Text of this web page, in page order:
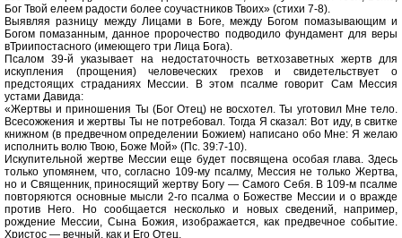
Бог Твой елеем радости более соучастников Твоих» (стихи 7-8).
Выявляя разницу между Лицами в Боге, между Богом помазывающим и
Богом помазанным, данное пророчество подводило фундамент для веры
вТриипостасного (имеющего три Лица Бога).
Псалом 39-й указывает на недостаточность ветхозаветных жертв для
искупления (прощения) человеческих грехов и свидетельствует о
предстоящих страданиях Мессии. В этом псалме говорит Сам Мессия
устами Давида:
«Жертвы и приношения Ты (Бог Отец) не восхотел. Ты уготовил Мне тело.
Всесожжения и жертвы Ты не потребовал. Тогда Я сказал: Вот иду, в свитке
книжном (в предвечном определении Божием) написано обо Мне: Я желаю
исполнить волю Твою, Боже Мой» (Пс. 39:7-10).
Искупительной жертве Мессии еще будет посвящена особая глава. Здесь
только упомянем, что, согласно 109-му псалму, Мессия не только Жертва,
но и Священник, приносящий жертву Богу — Самого Себя. В 109-м псалме
повторяются основные мысли 2-го псалма о Божестве Мессии и о вражде
против Него. Но сообщается несколько и новых сведений, например,
рождение Мессии, Сына Божия, изображается, как предвечное событие.
Христос — вечный, как и Его Отец.